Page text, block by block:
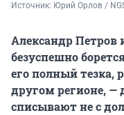
Источник: Юрий Орлов /
Александр Петров
безуспешно
его полный тезка,
другом регионе,
списывают не с